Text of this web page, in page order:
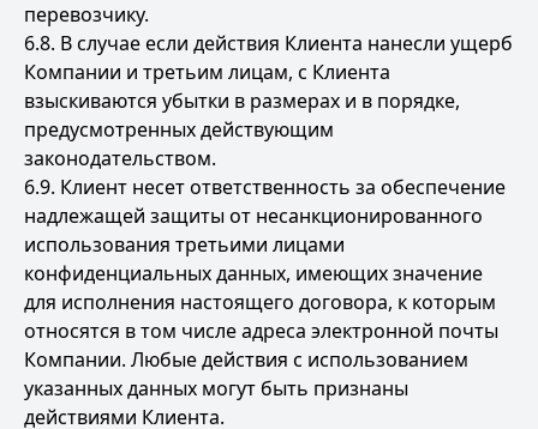
перевозчику.
6.8. В случае если действия Клиента нанесли ущерб
Компании и третьим лицам, с Клиента
взыскиваются убытки в размерах и в порядке,
предусмотренных действующим
законодательством.
6.9. Клиент несет ответственность за обеспечение
надлежащей защиты от несанкционированного
использования третьими лицами
конфиденциальных данных, имеющих значение
для исполнения настоящего договора, к которым
относятся в том числе адреса электронной почты
Компании. Любые действия с использованием
указанных данных могут быть признаны
действиями Клиента.